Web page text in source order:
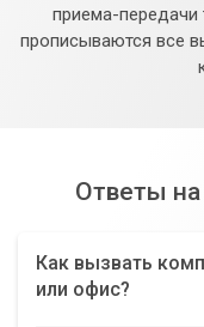
приема-передачи
прописываются все
Ответы
Как вызвать
или офис?